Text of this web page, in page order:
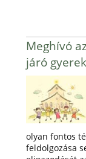
Meghívó
járó
olyan fontos
feldolgozása